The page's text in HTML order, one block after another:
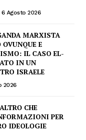
6 Agosto 2026
MARXISTA
E
IL CASO EL-
IN UN
ISRAELE
2026
CHE
PER
IDEOLOGIE